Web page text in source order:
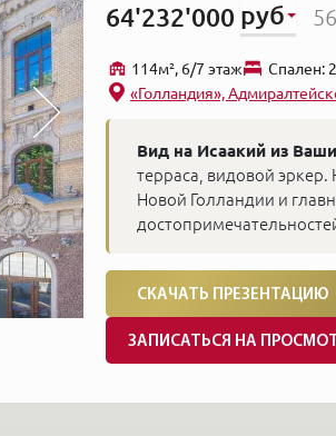
64'232'000 руб
114м², 6/7 этаж
Cпален: 2
«Голландия»,
Вид на Исаакий из
терраса, видовой
Новой Голландии и
СКАЧАТЬ ПРЕЗЕНТАЦИЮ
ЗАПИСАТЬСЯ НА